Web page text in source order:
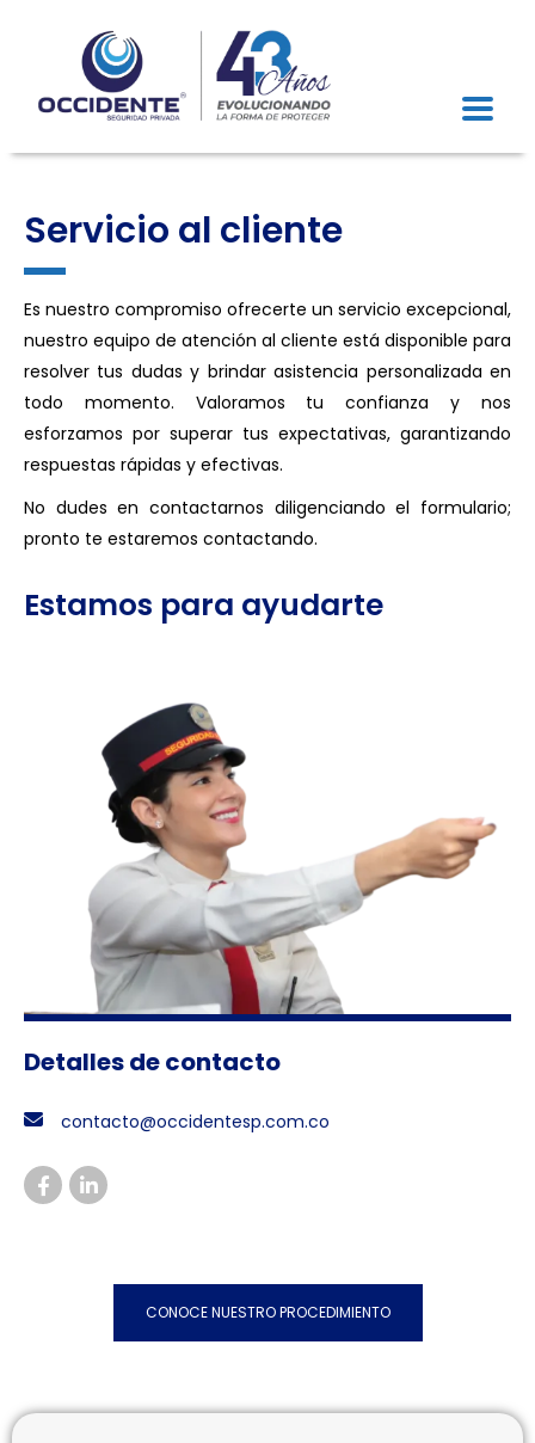
Servicio al cliente
Es nuestro compromiso ofrecerte un servicio excepcional,
nuestro equipo de atención al cliente está disponible para
resolver tus dudas y brindar asistencia personalizada en
todo momento. Valoramos tu confianza y nos
esforzamos por superar tus expectativas, garantizando
respuestas rápidas y efectivas.
No dudes en contactarnos diligenciando el formulario;
pronto te estaremos contactando.
Estamos para ayudarte
Detalles de contacto
contacto@occidentesp.com.co
CONOCE NUESTRO PROCEDIMIENTO